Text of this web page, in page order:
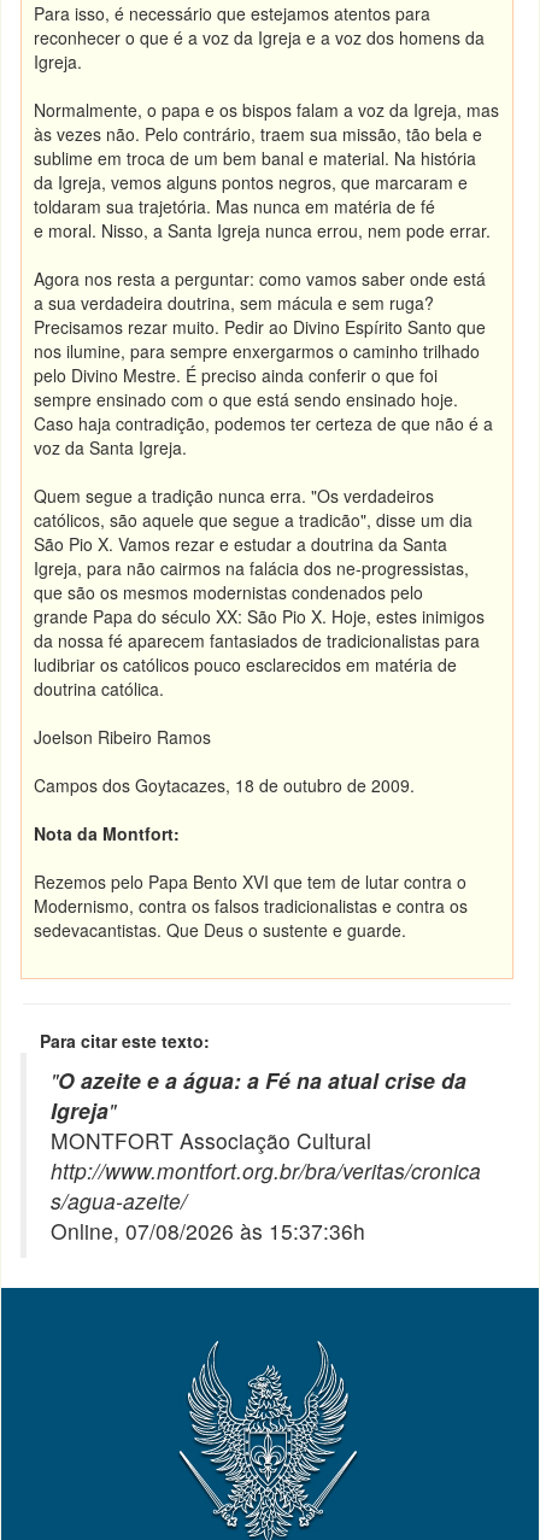
Para isso, é necessário que estejamos atentos para
reconhecer o que é a voz da Igreja e a voz dos homens da
Igreja.
Normalmente, o papa e os bispos falam a voz da Igreja, mas
às vezes não. Pelo contrário, traem sua missão, tão bela e
sublime em troca de um bem banal e material. Na história
da Igreja, vemos alguns pontos negros, que marcaram e
toldaram sua trajetória. Mas nunca em matéria de fé
e moral. Nisso, a Santa Igreja nunca errou, nem pode errar.
Agora nos resta a perguntar: como vamos saber onde está
a sua verdadeira doutrina, sem mácula e sem ruga?
Precisamos rezar muito. Pedir ao Divino Espírito Santo que
nos ilumine, para sempre enxergarmos o caminho trilhado
pelo Divino Mestre. É preciso ainda conferir o que foi
sempre ensinado com o que está sendo ensinado hoje.
Caso haja contradição, podemos ter certeza de que não é a
voz da Santa Igreja.
Quem segue a tradição nunca erra. "Os verdadeiros
católicos, são aquele que segue a tradicão", disse um dia
São Pio X. Vamos rezar e estudar a doutrina da Santa
Igreja, para não cairmos na falácia dos ne-progressistas,
que são os mesmos modernistas condenados pelo
grande Papa do século XX: São Pio X. Hoje, estes inimigos
da nossa fé aparecem fantasiados de tradicionalistas para
ludibriar os católicos pouco esclarecidos em matéria de
doutrina católica.
Joelson Ribeiro Ramos
Campos dos Goytacazes, 18 de outubro de 2009.
Nota da Montfort:
Rezemos pelo Papa Bento XVI que tem de lutar contra o
Modernismo, contra os falsos tradicionalistas e contra os
sedevacantistas. Que Deus o sustente e guarde.
Para citar este texto:
"O azeite e a água: a Fé na atual crise da
Igreja"
MONTFORT Associação Cultural
http://www.montfort.org.br/bra/veritas/cronica
s/agua-azeite/
Online, 07/08/2026 às 15:37:36h